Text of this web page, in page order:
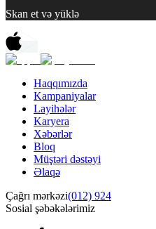
Skan et və yüklə
Haqqımızda
Kampaniyalar
Layihələr
Karyera
Xəbərlər
Bloq
Müştəri dəstəyi
Əlaqə
Çağrı mərkəzi(012) 924
Sosial şəbəkələrimiz